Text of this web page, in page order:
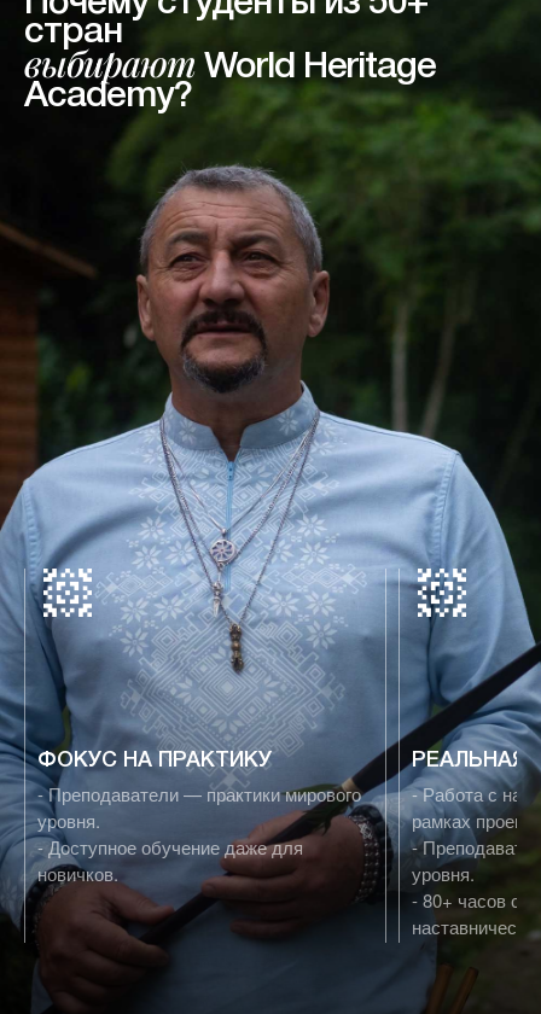
стран
выбирают World Heritage
Academy?
ФОКУС НА ПРАКТИКУ
- Преподаватели — практики мирового
уровня.
- Доступное обучение даже для
новичков.
РЕАЛЬНАЯ
- Работа с
рамках
-
уровня.
- 80+ часов